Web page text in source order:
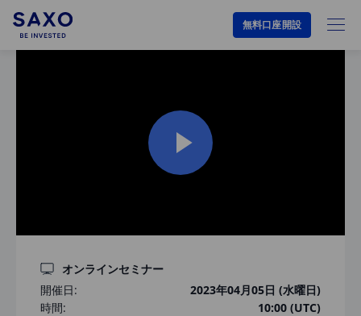
無料口座開設
オンラインセミナー
開催日:
2023年04月05日 (水曜日)
時間:
10:00 (UTC)